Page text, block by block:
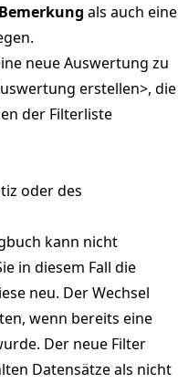
Bemerkung als auch eine
neue Auswertung zu
erstellen>, die
der Filterliste
oder des
kann nicht
in diesem Fall die
neu. Der Wechsel
wenn bereits eine
Der neue Filter
Datensätze als nicht